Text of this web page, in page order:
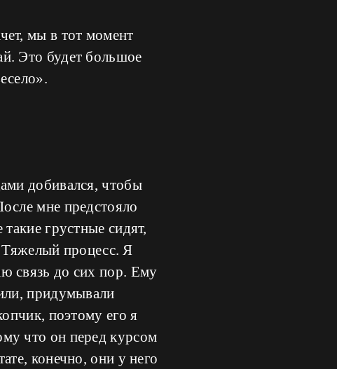
мы в тот момент
Это будет большое
добивался, чтобы
мне предстояло
грустные сидят,
процесс. Я
связь до сих пор. Ему
придумывали
поэтому его я
что он перед курсом
конечно, они у него